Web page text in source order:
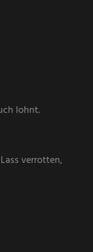
lohnt.
verrotten,